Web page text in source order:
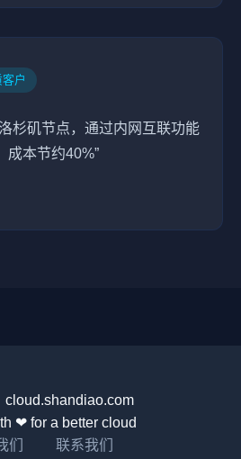
户
杉矶节点，通过内网互联功能
成本节约40%”
❤ for a better cloud
们
联系我们